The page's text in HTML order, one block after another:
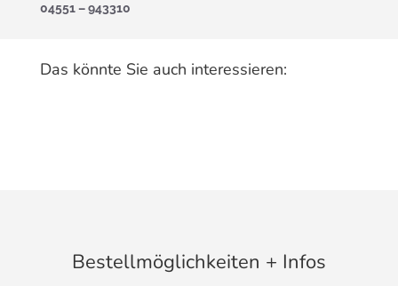
04551 – 943310
Das könnte Sie auch interessieren:
Bestellmöglichkeiten + Infos